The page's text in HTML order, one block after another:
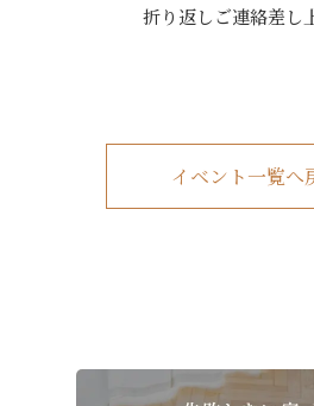
折り返しご連絡差し
イベント一覧へ